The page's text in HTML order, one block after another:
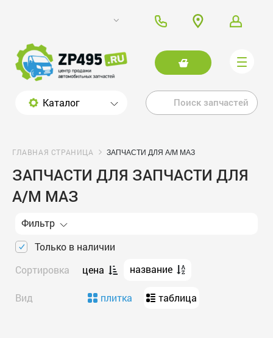
Каталог
ГЛАВНАЯ СТРАНИЦА ЗАПЧАСТИ ДЛЯ А/М МАЗ
ЗАПЧАСТИ ДЛЯ ЗАПЧАСТИ ДЛЯ
А/М МАЗ
Фильтр
Только в наличии
Сортировка
цена название
Вид плитка таблица